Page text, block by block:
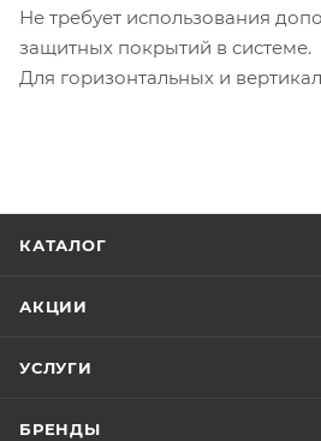
Не требует использования
защитных покрытий в системе.
Для горизонтальных и
КАТАЛОГ
АКЦИИ
УСЛУГИ
БРЕНДЫ